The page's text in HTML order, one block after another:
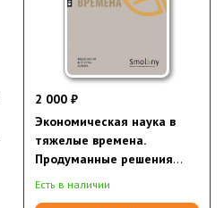
2 000 ₽
Экономическая наука в
тяжелые времена.
Продуманные решения
самых важных проблем
Есть в наличии